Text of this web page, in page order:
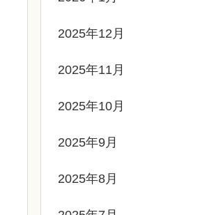
2025年12月
2025年11月
2025年10月
2025年9月
2025年8月